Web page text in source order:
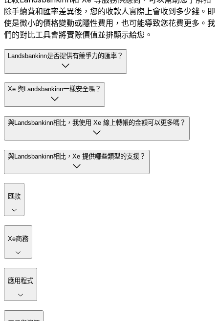
除手續費和匯率差異後，您的收款人實際上會收到多少錢。即
使是微小的價格變動或隱性費用，也可能導致您花費更多。我
們的對比工具會將實際價值並排顯示給您。
Landsbankinn是否提供有競爭力的匯率？
Xe 與Landsbankinn一樣安全嗎？
與Landsbankinn相比，我使用 Xe 線上轉帳的金額可以更多嗎？
與Landsbankinn相比，Xe 提供哪些類型的支援？
匯款
Xe商務
應用程式